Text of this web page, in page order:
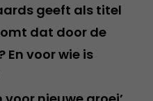
geeft als titel
dat door de
voor wie is